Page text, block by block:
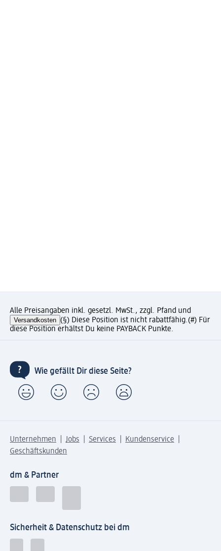
Alle Preisangaben inkl. gesetzl. MwSt., zzgl. Pfand und
Versandkosten (§) Diese Position ist nicht rabattfähig.(#) Für
diese Position erhältst Du keine PAYBACK Punkte.
Wie gefällt Dir diese Seite?
Unternehmen Jobs Services
Kundenservice
Geschäftskunden
dm & Partner
Sicherheit & Datenschutz bei dm